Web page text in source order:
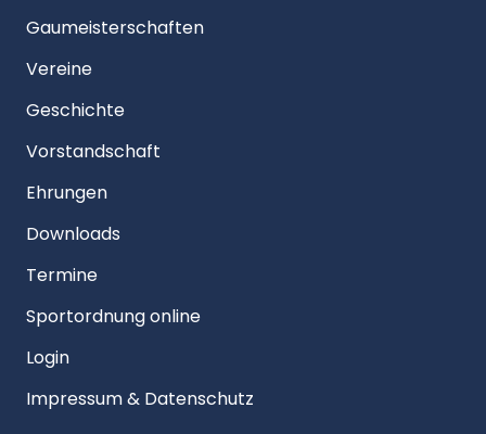
Gaumeisterschaften
Vereine
Geschichte
Vorstandschaft
Ehrungen
Downloads
Termine
Sportordnung online
Login
Impressum & Datenschutz